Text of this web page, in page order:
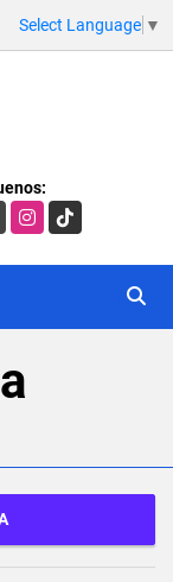
Select Language ▼
Instagram
TikTok